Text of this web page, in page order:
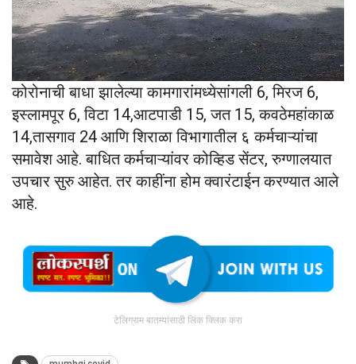
कोरोनाची बाधा झालेल्या कामगारांमध्येसांगली 6, मिरज 6,
इस्लामपूर 6, विटा 14,आटपाडी 15, जत 15, कवठेमहांकाळ
14,तासगाव 24 आणि शिराळा विभागातील ६ कर्मचाऱ्यांचा
समावेश आहे. बाधित कर्मचाऱ्यांवर कोव्हिड सेंटर, रुग्णालयात
उपचार सुरु आहेत. तर काहींना होम क्वारंटाईन करण्यात आले
आहे.
टेलिग्राम बातम्यांसाठी लिंक क्लिक करा